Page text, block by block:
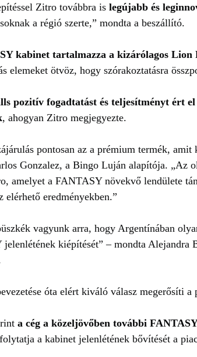
Zitro továbbra is legújabb és
a régió szerte,” mondta a beszállító.
kabinet tartalmazza a kizárólagos Lion
elemeket ötvöz, hogy szórakoztatásra
pozitív fogadtatást és teljesítményt ért
, ahogyan Zitro megjegyezte.
pontosan az a prémium termék,
Gonzalez, a Bingo Luján alapítója. „Az
amelyet a FANTASY növekvő lendülete
elérhető eredményekben.”
vagyunk arra, hogy Argentínában
kiépítését” – mondta
óta elért kiváló válasz megerősíti
a cég a közeljövőben további
a kabinet jelenlétének bővítését a